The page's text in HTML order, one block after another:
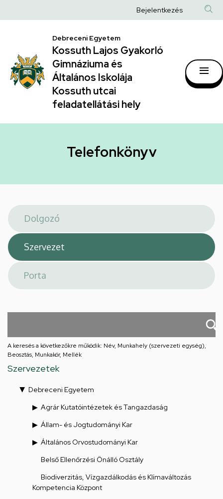
|
Kossuth
Lajos
Gyakorló
Gimnáziuma
Általános
hely
a
Anonim
fiók
Bejelentkezés
Debreceni Egyetem
Kossuth Lajos Gyakorló
Gimnáziuma és
Általános Iskolája
Kossuth utcai
feladatellátási hely
Telefonkönyv
A keresés a következőkre működik: Név, Munkahely (szervezeti egység),
Beosztás, Munkakör, Mellék
Szervezetek
Debreceni Egyetem
Agrár Kutatóintézetek és Tangazdaság
Állam- és Jogtudományi Kar
Általános Orvostudományi Kar
Belső Ellenőrzési Önálló Osztály
Biodiverzitás, Vízgazdálkodás és Klímaváltozás
Kompetencia Központ